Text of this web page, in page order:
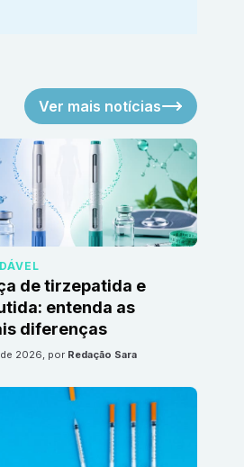
Ver mais notícias
de tirzepatida e
entenda as
diferenças
de 2026, por Redação Sara